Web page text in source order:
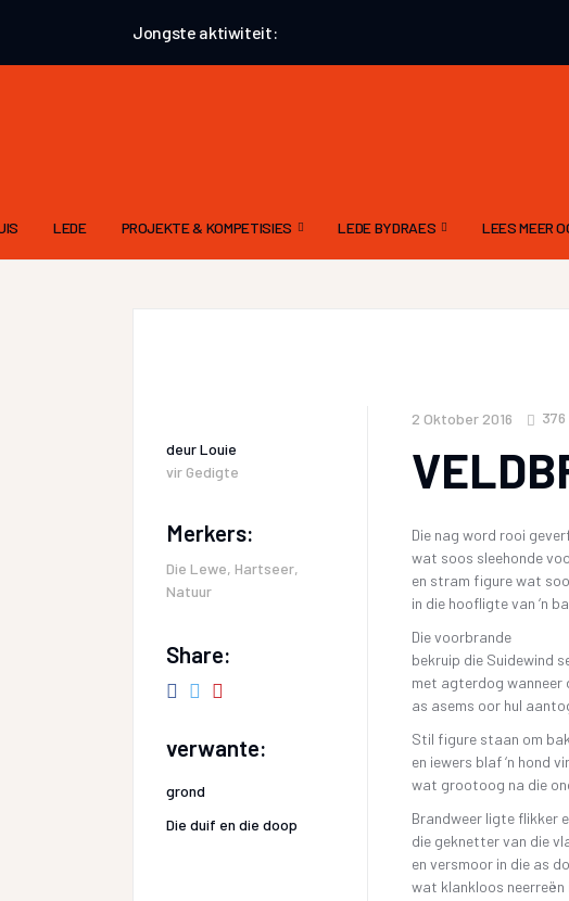
Jongste aktiwiteit:
LEDE PROJEKTE & KOMPETISIES LEDE BYDRAES LEES MEER
deurLouie
vir Gedigte
Merkers:
Die Lewe, Hartseer,
Natuur
Share:
verwante:
grond
Die duif en die doop
2 Oktober 2016 376
Die nag word rooi
wat soos sleehonde
en stram figure wat
in die hoofligte van ‘n
Die voorbrande
bekruip die Suidewind
met agterdog wanneer
as asems oor hul
Stil figure staan om
en iewers blaf ‘n hond
wat grootoog na die
Brandweer ligte flikker
die geknetter van die
en versmoor in die as
wat klankloos neerreën